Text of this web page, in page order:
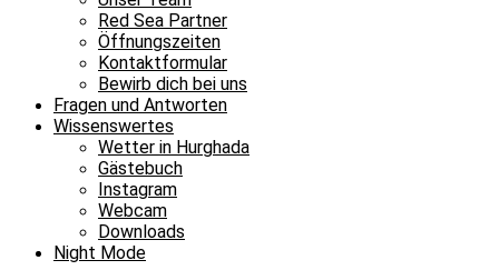
Red Sea Partner
Öffnungszeiten
Kontaktformular
Bewirb dich bei uns
Fragen und Antworten
Wissenswertes
Wetter in Hurghada
Gästebuch
Instagram
Webcam
Downloads
Night Mode